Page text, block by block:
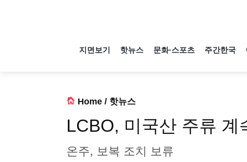
지면보기 핫뉴스 문화·스포츠 주간한국
Home / 핫뉴스
LCBO, 미국산 주류 계
온주, 보복 조치 보류